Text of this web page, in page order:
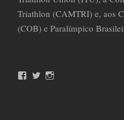
Triathlon (CAMTRI) e, aos
(COB) e Paralímpico
T